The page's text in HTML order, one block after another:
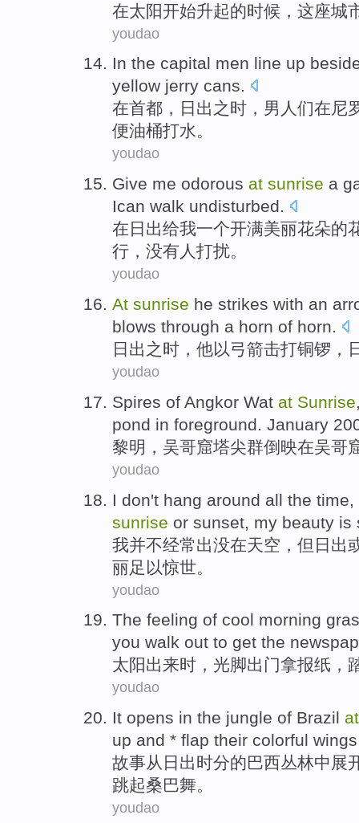
在太阳开始升起的时候， 这座城
youdao
In the capital men line up
yellow jerry cans.
在首都 ， 日出之时 ， 男人们在尼
便油桶打水。
youdao
Give me odorous at sunrise a
Ican walk undisturbed.
在 日出给我一个开满美丽花朵的
行 ， 没有人打扰。
youdao
At sunrise he strikes with an
blows through a horn of horn.
日出 之时， 他以弓箭击打铜锣 ，
youdao
Spires of Angkor Wat at Sunrise
pond in foreground. January
黎明 ， 吴哥窟塔尖群倒映在吴哥
youdao
I don't hang around all the time,
sunrise or sunset my beauty is
我并不经常出没在天空 ， 但 日出
丽足以惊世。
youdao
The feeling of cool morning
you walk out to get the
太阳出来时 ， 光脚出门拿报纸 ，
youdao
It opens in the jungle of Brazil
up and * flap their colorful wings
故事从 日出时分的巴西丛林中 展
跳起桑巴舞。
youdao